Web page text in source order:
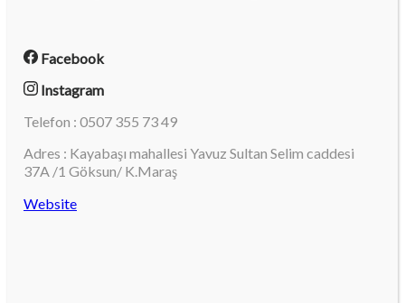
Facebook
Instagram
Telefon : 0507 355 73 49
Adres : Kayabaşı mahallesi Yavuz Sultan Selim caddesi
37A /1 Göksun/ K.Maraş
Website